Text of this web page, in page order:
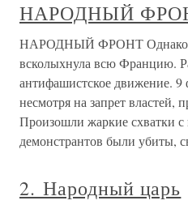
НАРОДНЫЙ
НАРОДНЫЙ ФРОНТ Однако
всколыхнула всю Францию.
антифашистское движение.
несмотря на запрет властей,
Произошли жаркие схватки с
демонстрантов были убиты,
2. Народный царь